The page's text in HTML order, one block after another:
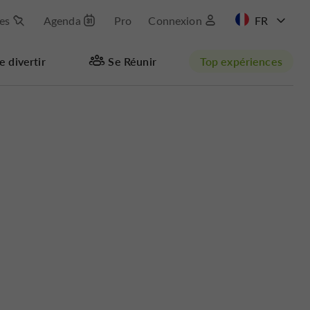
Agenda Pro Connexion
divertir Se Réunir Top expériences